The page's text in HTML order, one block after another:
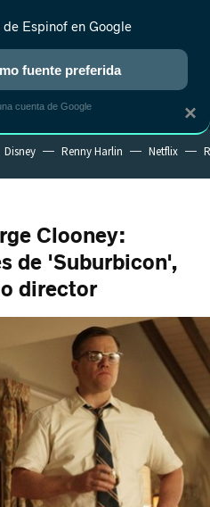
NUEVO
ANIME RANKINGS CINE
Disney Renny Harlin Netflix
Clooney:
de 'Suburbicon',
director
×
de Espinof en Google
fuente preferida
cuenta de Google